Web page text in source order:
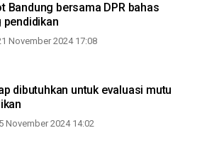
Bandung bersama DPR bahas
pendidikan
November 2024 17:08
dibutuhkan untuk evaluasi mutu
November 2024 14:02